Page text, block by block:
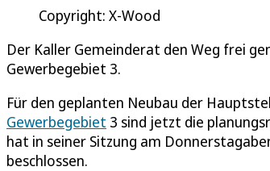
Copyright: X-Wood
Der Kaller Gemeinderat den Weg frei
Gewerbegebiet 3.
Für den geplanten Neubau der
Gewerbegebiet 3 sind jetzt die
hat in seiner Sitzung am
beschlossen.